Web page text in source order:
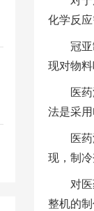
化学反
冠
现对物
医
法是采用
医
现，制
对
整机的制